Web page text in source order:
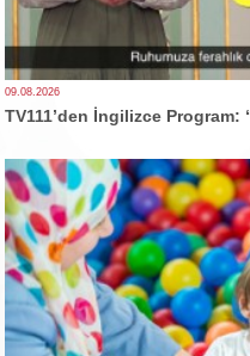
09.08.2026
TV111’den İngilizce Program: